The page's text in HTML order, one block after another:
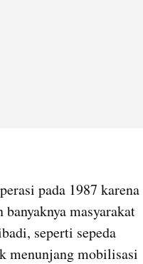
pada 1987 karena
masyarakat
seperti sepeda
menunjang mobilisasi